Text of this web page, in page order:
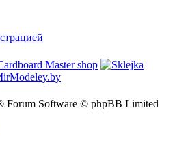
страцией
Forum Software © phpBB Limited